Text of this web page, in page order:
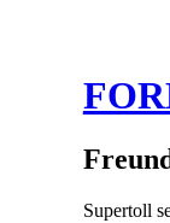
Supertoll